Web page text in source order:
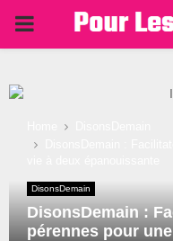
PRIMARY
DisonsDemain
DisonsDemain :
pérennes pour